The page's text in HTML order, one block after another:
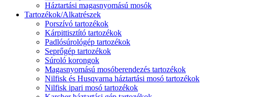
Háztartási magasnyomású mosók
Tartozékok/Alkatrészek
Porszívó tartozékok
Kárpittisztító tartozékok
Padlósúrológép tartozékok
Seprőgép tartozékok
Súroló korongok
Magasnyomású mosóberendezés tartozékok
Nilfisk és Husqvarna háztartási mosó tartozékok
Nilfisk ipari mosó tartozékok